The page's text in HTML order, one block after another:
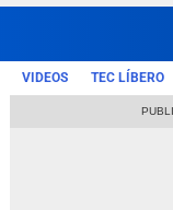
VIDEOS TEC LÍBERO